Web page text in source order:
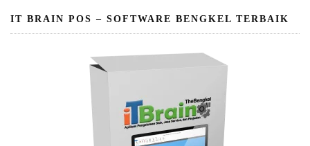
IT BRAIN POS – SOFTWARE BENGKEL TERBAIK